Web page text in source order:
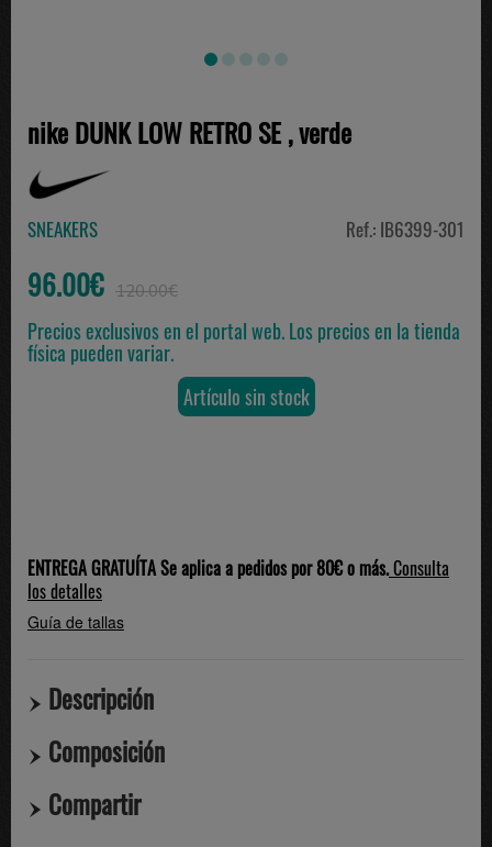
nike DUNK LOW RETRO SE , verde
SNEAKERS Ref.: IB6399-301
96.00€ 120.00€
Precios exclusivos en el portal web. Los precios en la tienda
física pueden variar.
Artículo sin stock
ENTREGA GRATUÍTA Se aplica a pedidos por 80€ o más.Consulta
los detalles
Guía de tallas
Descripción
Composición
Compartir